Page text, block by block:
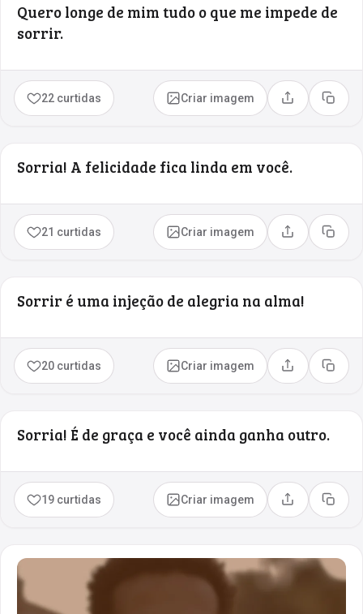
Quero longe de mim tudo o que me impede de
sorrir.
22 curtidas Criar imagem Compartilhar
Copiar
Sorria! A felicidade fica linda em você.
21 curtidas Criar imagem Compartilhar
Copiar
Sorrir é uma injeção de alegria na alma!
20 curtidas Criar imagem Compartilhar
Copiar
Sorria! É de graça e você ainda ganha outro.
19 curtidas Criar imagem Compartilhar
Copiar